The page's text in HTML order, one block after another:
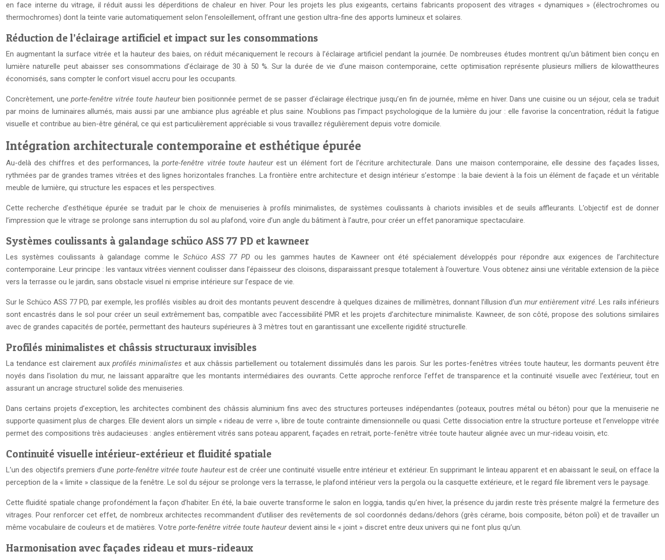
en face interne du vitrage, il réduit aussi les déperditions de chaleur en hiver. Pour les projets les plus exigeants, certains fabricants proposent des vitrages « dynamiques » (électrochromes ou
thermochromes) dont la teinte varie automatiquement selon l’ensoleillement, offrant une gestion ultra-fine des apports lumineux et solaires.
Réduction de l’éclairage artificiel et impact sur les consommations
En augmentant la surface vitrée et la hauteur des baies, on réduit mécaniquement le recours à l’éclairage artificiel pendant la journée. De nombreuses études montrent qu’un bâtiment bien conçu en
lumière naturelle peut abaisser ses consommations d’éclairage de 30 à 50 %. Sur la durée de vie d’une maison contemporaine, cette optimisation représente plusieurs milliers de kilowattheures
économisés, sans compter le confort visuel accru pour les occupants.
Concrètement, uneporte-fenêtre vitrée toute hauteurbien positionnée permet de se passer d’éclairage électrique jusqu’en fin de journée, même en hiver. Dans une cuisine ou un séjour, cela se traduit
par moins de luminaires allumés, mais aussi par une ambiance plus agréable et plus saine. N’oublions pas l’impact psychologique de la lumière du jour : elle favorise la concentration, réduit la fatigue
visuelle et contribue au bien-être général, ce qui est particulièrement appréciable si vous travaillez régulièrement depuis votre domicile.
Intégration architecturale contemporaine et esthétique épurée
Au-delà des chiffres et des performances, laporte-fenêtre vitrée toute hauteurest un élément fort de l’écriture architecturale. Dans une maison contemporaine, elle dessine des façades lisses,
rythmées par de grandes trames vitrées et des lignes horizontales franches. La frontière entre architecture et design intérieur s’estompe : la baie devient à la fois un élément de façade et un véritable
meuble de lumière, qui structure les espaces et les perspectives.
Cette recherche d’esthétique épurée se traduit par le choix de menuiseries à profils minimalistes, de systèmes coulissants à chariots invisibles et de seuils affleurants. L’objectif est de donner
l’impression que le vitrage se prolonge sans interruption du sol au plafond, voire d’un angle du bâtiment à l’autre, pour créer un effet panoramique spectaculaire.
Systèmes coulissants à galandage schüco ASS 77 PD et kawneer
Les systèmes coulissants à galandage comme leSchüco ASS 77 PD ou les gammes hautes de Kawneer ont été spécialement développés pour répondre aux exigences de l’architecture
contemporaine. Leur principe : les vantaux vitrées viennent coulisser dans l’épaisseur des cloisons, disparaissant presque totalement à l’ouverture. Vous obtenez ainsi une véritable extension de la pièce
vers la terrasse ou le jardin, sans obstacle visuel ni emprise intérieure sur l’espace de vie.
Sur le Schüco ASS 77 PD, par exemple, les profilés visibles au droit des montants peuvent descendre à quelques dizaines de millimètres, donnant l’illusion d’un mur entièrement vitré. Les rails inférieurs
sont encastrés dans le sol pour créer un seuil extrêmement bas, compatible avec l’accessibilité PMR et les projets d’architecture minimaliste. Kawneer, de son côté, propose des solutions similaires
avec de grandes capacités de portée, permettant des hauteurs supérieures à 3 mètres tout en garantissant une excellente rigidité structurelle.
Profilés minimalistes et châssis structuraux invisibles
La tendance est clairement aux profilés minimalistes et aux châssis partiellement ou totalement dissimulés dans les parois. Sur les portes-fenêtres vitrées toute hauteur, les dormants peuvent être
noyés dans l’isolation du mur, ne laissant apparaître que les montants intermédiaires des ouvrants. Cette approche renforce l’effet de transparence et la continuité visuelle avec l’extérieur, tout en
assurant un ancrage structurel solide des menuiseries.
Dans certains projets d’exception, les architectes combinent des châssis aluminium fins avec des structures porteuses indépendantes (poteaux, poutres métal ou béton) pour que la menuiserie ne
supporte quasiment plus de charges. Elle devient alors un simple « rideau de verre », libre de toute contrainte dimensionnelle ou quasi. Cette dissociation entre la structure porteuse et l’enveloppe vitrée
permet des compositions très audacieuses : angles entièrement vitrés sans poteau apparent, façades en retrait, porte-fenêtre vitrée toute hauteur alignée avec un mur-rideau voisin, etc.
Continuité visuelle intérieur-extérieur et fluidité spatiale
L’un des objectifs premiers d’une porte-fenêtre vitrée toute hauteurest de créer une continuité visuelle entre intérieur et extérieur. En supprimant le linteau apparent et en abaissant le seuil, on efface la
perception de la « limite » classique de la fenêtre. Le sol du séjour se prolonge vers la terrasse, le plafond intérieur vers la pergola ou la casquette extérieure, et le regard file librement vers le paysage.
Cette fluidité spatiale change profondément la façon d’habiter. En été, la baie ouverte transforme le salon en loggia, tandis qu’en hiver, la présence du jardin reste très présente malgré la fermeture des
vitrages. Pour renforcer cet effet, de nombreux architectes recommandent d’utiliser des revêtements de sol coordonnés dedans/dehors (grès cérame, bois composite, béton poli) et de travailler un
même vocabulaire de couleurs et de matières. Votre porte-fenêtre vitrée toute hauteurdevient ainsi le « joint » discret entre deux univers qui ne font plus qu’un.
Harmonisation avec façades rideau et murs-rideaux